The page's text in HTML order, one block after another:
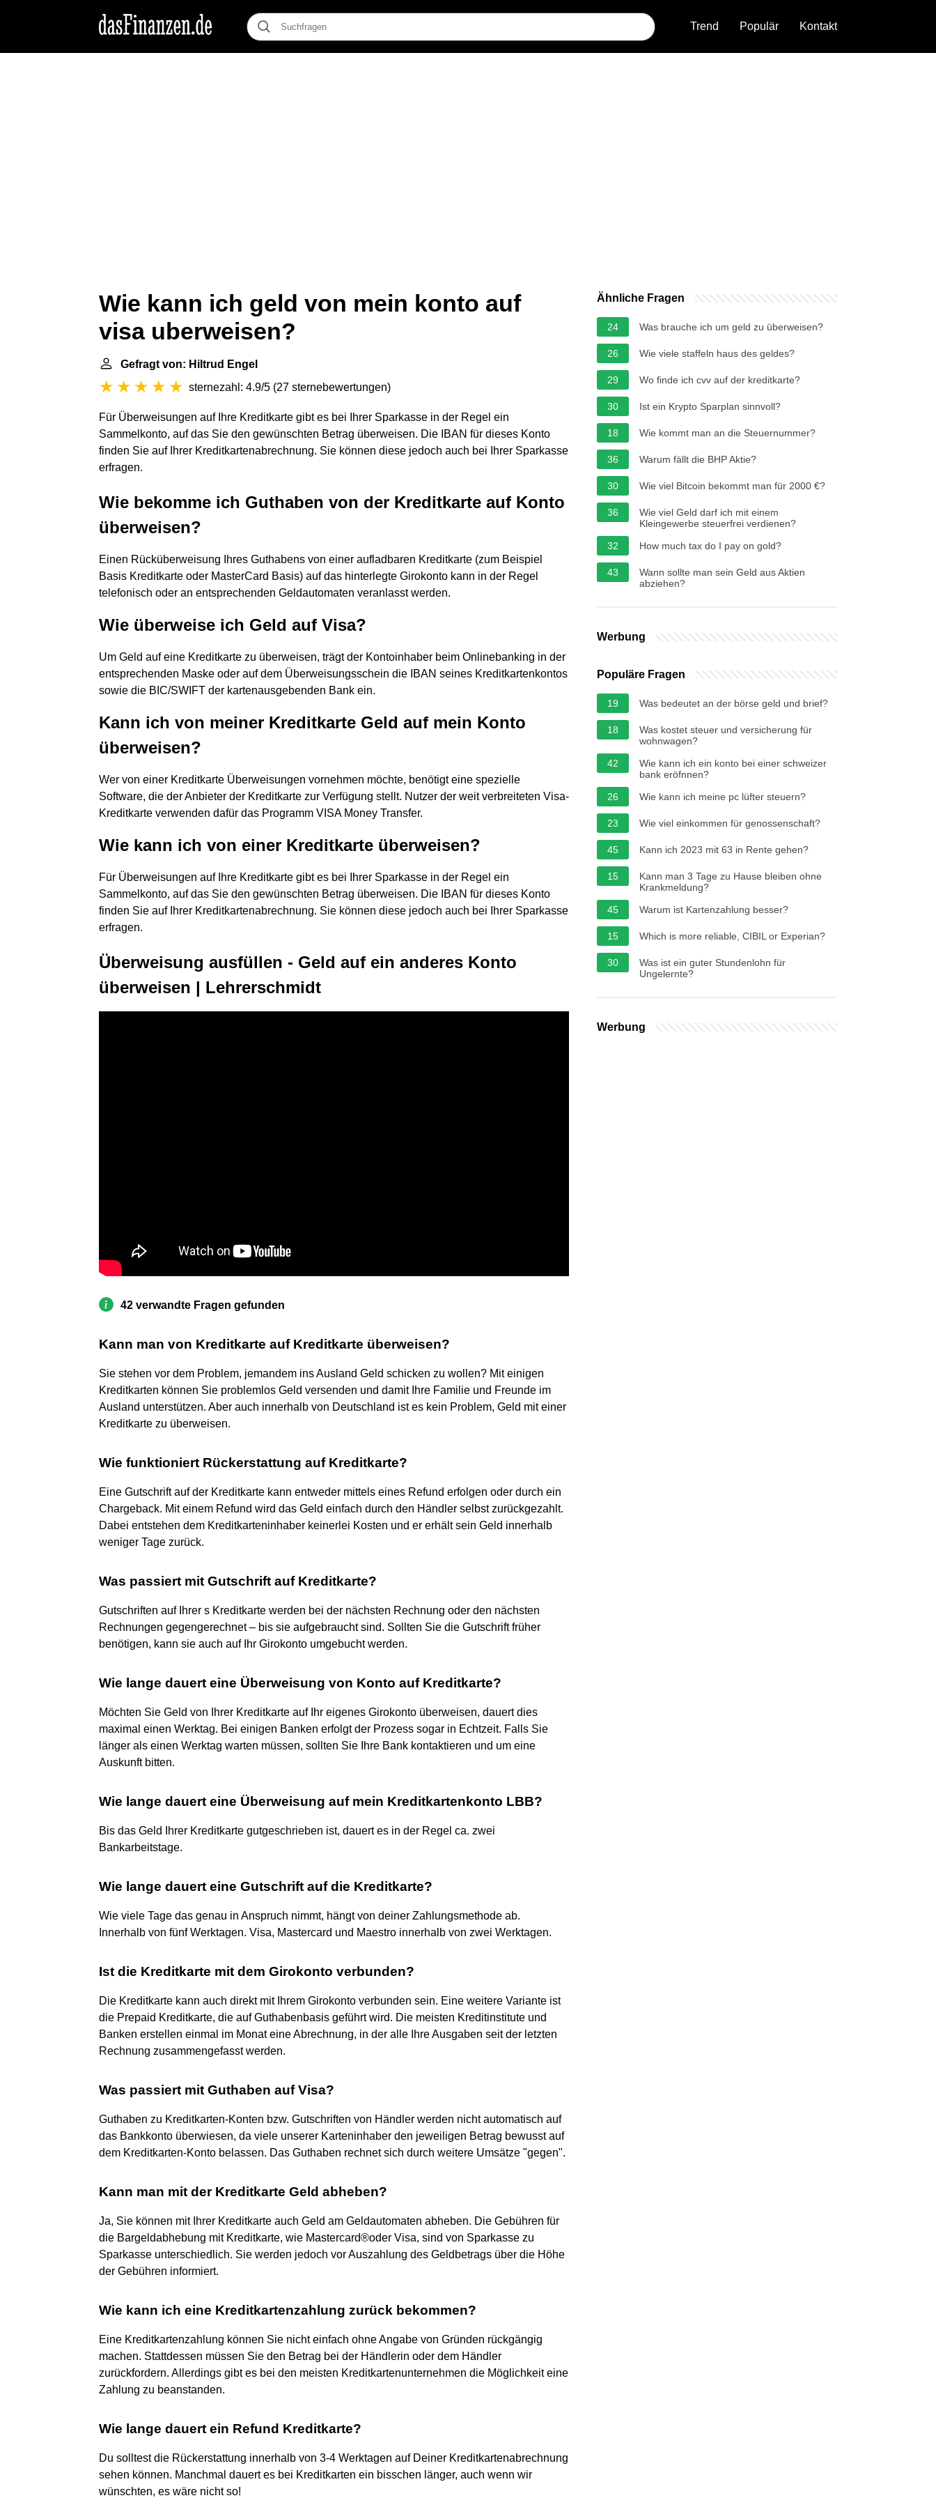
Trend Populär Kontakt
Wie kann ich geld von mein konto auf
visa uberweisen?
Gefragt von: Hiltrud Engel
sternezahl: 4.9/5 (27 sternebewertungen)
Für Überweisungen auf Ihre Kreditkarte gibt es bei Ihrer Sparkasse in der Regel ein
Sammelkonto, auf das Sie den gewünschten Betrag überweisen. Die IBAN für dieses Konto
finden Sie auf Ihrer Kreditkartenabrechnung. Sie können diese jedoch auch bei Ihrer Sparkasse
erfragen.
Wie bekomme ich Guthaben von der Kreditkarte auf Konto
überweisen?
Einen Rücküberweisung Ihres Guthabens von einer aufladbaren Kreditkarte (zum Beispiel
Basis Kreditkarte oder MasterCard Basis) auf das hinterlegte Girokonto kann in der Regel
telefonisch oder an entsprechenden Geldautomaten veranlasst werden.
Wie überweise ich Geld auf Visa?
Um Geld auf eine Kreditkarte zu überweisen, trägt der Kontoinhaber beim Onlinebanking in der
entsprechenden Maske oder auf dem Überweisungsschein die IBAN seines Kreditkartenkontos
sowie die BIC/SWIFT der kartenausgebenden Bank ein.
Kann ich von meiner Kreditkarte Geld auf mein Konto
überweisen?
Wer von einer Kreditkarte Überweisungen vornehmen möchte, benötigt eine spezielle
Software, die der Anbieter der Kreditkarte zur Verfügung stellt. Nutzer der weit verbreiteten Visa-
Kreditkarte verwenden dafür das Programm VISA Money Transfer.
Wie kann ich von einer Kreditkarte überweisen?
Für Überweisungen auf Ihre Kreditkarte gibt es bei Ihrer Sparkasse in der Regel ein
Sammelkonto, auf das Sie den gewünschten Betrag überweisen. Die IBAN für dieses Konto
finden Sie auf Ihrer Kreditkartenabrechnung. Sie können diese jedoch auch bei Ihrer Sparkasse
erfragen.
Überweisung ausfüllen - Geld auf ein anderes Konto
überweisen | Lehrerschmidt
42 verwandte Fragen gefunden
Kann man von Kreditkarte auf Kreditkarte überweisen?
Sie stehen vor dem Problem, jemandem ins Ausland Geld schicken zu wollen? Mit einigen
Kreditkarten können Sie problemlos Geld versenden und damit Ihre Familie und Freunde im
Ausland unterstützen. Aber auch innerhalb von Deutschland ist es kein Problem, Geld mit einer
Kreditkarte zu überweisen.
Wie funktioniert Rückerstattung auf Kreditkarte?
Eine Gutschrift auf der Kreditkarte kann entweder mittels eines Refund erfolgen oder durch ein
Chargeback. Mit einem Refund wird das Geld einfach durch den Händler selbst zurückgezahlt.
Dabei entstehen dem Kreditkarteninhaber keinerlei Kosten und er erhält sein Geld innerhalb
weniger Tage zurück.
Was passiert mit Gutschrift auf Kreditkarte?
Gutschriften auf Ihrer s Kreditkarte werden bei der nächsten Rechnung oder den nächsten
Rechnungen gegengerechnet – bis sie aufgebraucht sind. Sollten Sie die Gutschrift früher
benötigen, kann sie auch auf Ihr Girokonto umgebucht werden.
Wie lange dauert eine Überweisung von Konto auf Kreditkarte?
Möchten Sie Geld von Ihrer Kreditkarte auf Ihr eigenes Girokonto überweisen, dauert dies
maximal einen Werktag. Bei einigen Banken erfolgt der Prozess sogar in Echtzeit. Falls Sie
länger als einen Werktag warten müssen, sollten Sie Ihre Bank kontaktieren und um eine
Auskunft bitten.
Wie lange dauert eine Überweisung auf mein Kreditkartenkonto LBB?
Bis das Geld Ihrer Kreditkarte gutgeschrieben ist, dauert es in der Regel ca. zwei
Bankarbeitstage.
Wie lange dauert eine Gutschrift auf die Kreditkarte?
Wie viele Tage das genau in Anspruch nimmt, hängt von deiner Zahlungsmethode ab.
Innerhalb von fünf Werktagen. Visa, Mastercard und Maestro innerhalb von zwei Werktagen.
Ist die Kreditkarte mit dem Girokonto verbunden?
Die Kreditkarte kann auch direkt mit Ihrem Girokonto verbunden sein. Eine weitere Variante ist
die Prepaid Kreditkarte, die auf Guthabenbasis geführt wird. Die meisten Kreditinstitute und
Banken erstellen einmal im Monat eine Abrechnung, in der alle Ihre Ausgaben seit der letzten
Rechnung zusammengefasst werden.
Was passiert mit Guthaben auf Visa?
Guthaben zu Kreditkarten-Konten bzw. Gutschriften von Händler werden nicht automatisch auf
das Bankkonto überwiesen, da viele unserer Karteninhaber den jeweiligen Betrag bewusst auf
dem Kreditkarten-Konto belassen. Das Guthaben rechnet sich durch weitere Umsätze "gegen".
Kann man mit der Kreditkarte Geld abheben?
Ja, Sie können mit Ihrer Kreditkarte auch Geld am Geldautomaten abheben. Die Gebühren für
die Bargeldabhebung mit Kreditkarte, wie Mastercard®oder Visa, sind von Sparkasse zu
Sparkasse unterschiedlich. Sie werden jedoch vor Auszahlung des Geldbetrags über die Höhe
der Gebühren informiert.
Wie kann ich eine Kreditkartenzahlung zurück bekommen?
Eine Kreditkartenzahlung können Sie nicht einfach ohne Angabe von Gründen rückgängig
machen. Stattdessen müssen Sie den Betrag bei der Händlerin oder dem Händler
zurückfordern. Allerdings gibt es bei den meisten Kreditkartenunternehmen die Möglichkeit eine
Zahlung zu beanstanden.
Wie lange dauert ein Refund Kreditkarte?
Du solltest die Rückerstattung innerhalb von 3-4 Werktagen auf Deiner Kreditkartenabrechnung
sehen können. Manchmal dauert es bei Kreditkarten ein bisschen länger, auch wenn wir
wünschten, es wäre nicht so!
Ähnliche Fragen
24 Was brauche ich um geld zu überweisen?
26 Wie viele staffeln haus des geldes?
29 Wo finde ich cvv auf der kreditkarte?
30 Ist ein Krypto Sparplan sinnvoll?
18 Wie kommt man an die Steuernummer?
36 Warum fällt die BHP Aktie?
30 Wie viel Bitcoin bekommt man für 2000 €?
36
Wie viel Geld darf ich mit einem
Kleingewerbe steuerfrei verdienen?
32
How much tax do I pay on gold?
43
Wann sollte man sein Geld aus Aktien
abziehen?
Werbung
Populäre Fragen
19 Was bedeutet an der börse geld und brief?
18
Was kostet steuer und versicherung für
wohnwagen?
42
Wie kann ich ein konto bei einer schweizer
bank eröfnnen?
26
Wie kann ich meine pc lüfter steuern?
23 Wie viel einkommen für genossenschaft?
45 Kann ich 2023 mit 63 in Rente gehen?
15
Kann man 3 Tage zu Hause bleiben ohne
Krankmeldung?
45
Warum ist Kartenzahlung besser?
15 Which is more reliable, CIBIL or Experian?
30
Was ist ein guter Stundenlohn für
Ungelernte?
Werbung